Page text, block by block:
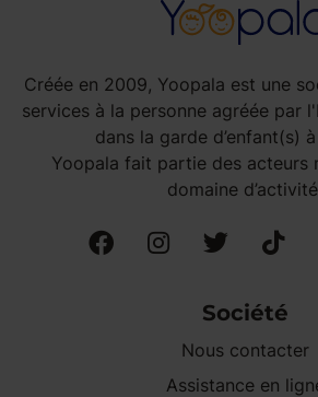
Créée en 2009, Yoopala est une
services à la personne agréée par
dans la garde d’enfant(s)
Yoopala fait partie des acteurs
domaine
Société
Nous contacter
Assistance en